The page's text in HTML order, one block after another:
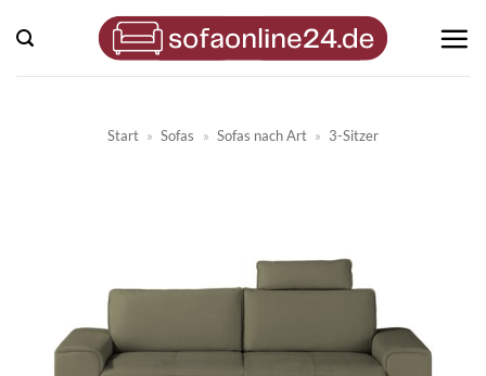
Inhalt
springen
Start » Sofas » Sofas nach Art » 3-Sitzer